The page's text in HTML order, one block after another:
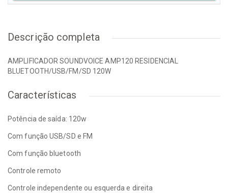
Descrição completa
AMPLIFICADOR SOUNDVOICE AMP120 RESIDENCIAL
BLUETOOTH/USB/FM/SD 120W
Características
Potência de saída: 120w
Com função USB/SD e FM
Com função bluetooth
Controle remoto
Controle independente ou esquerda e direita